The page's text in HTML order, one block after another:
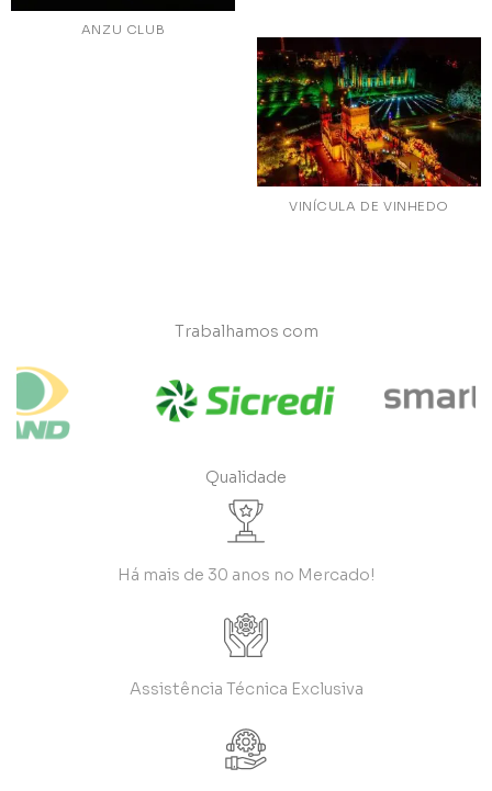
ANZU CLUB
VINÍCULA DE VINHEDO
Trabalhamos com
Qualidade
Há mais de 30 anos no Mercado!
Assistência Técnica Exclusiva